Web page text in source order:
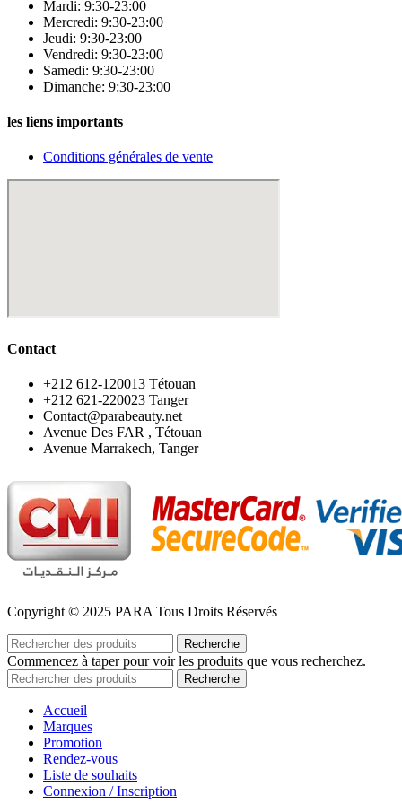
Mardi: 9:30-23:00
Mercredi: 9:30-23:00
Jeudi: 9:30-23:00
Vendredi: 9:30-23:00
Samedi: 9:30-23:00
Dimanche: 9:30-23:00
les liens importants
Conditions générales de vente
Contact
‪+212 612-120013 Tétouan
‪+212 621-220023 Tanger
Contact@parabeauty.net
Avenue Des FAR , Tétouan
Avenue Marrakech, Tanger
Copyright © 2025 PARA Tous Droits Réservés
Recherche
Commencez à taper pour voir les produits que vous recherchez.
Recherche
Accueil
Marques
Promotion
Rendez-vous
Liste de souhaits
Connexion / Inscription